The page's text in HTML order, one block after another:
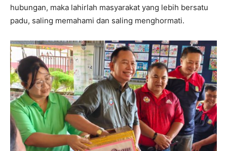
hubungan, maka lahirlah masyarakat yang lebih bersatu
padu, saling memahami dan saling menghormati.